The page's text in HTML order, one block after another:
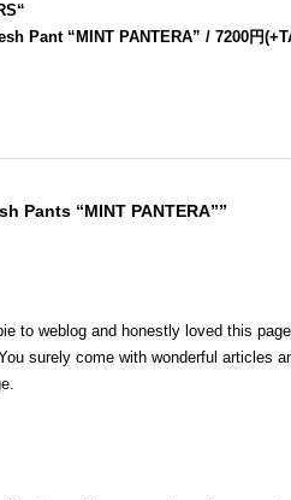
“
Pant “MINT PANTERA” / 7200円
Pants “MINT PANTERA””
to weblog and honestly loved this
surely come with wonderful articles